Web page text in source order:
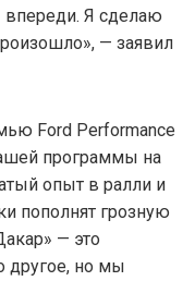
Я сделаю
— заявил
Ford Performance
программы на
опыт в ралли и
пополнят грозную
— это
другое, но мы